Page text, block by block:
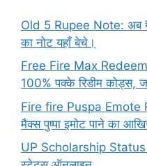
Old 5 Rupee Note: अब
का नोट यहाँ बेचे।
Free Fire Max
100% पक्के रिडीम कोड्स,
Fire fire Puspa Emote
मैक्स पुष्पा इमोट पाने का
UP Scholarship